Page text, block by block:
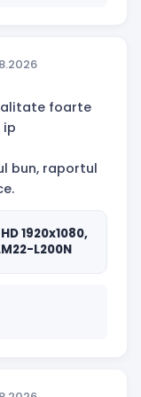
foarte
ip
bun, raportul
1920x1080,
L200N